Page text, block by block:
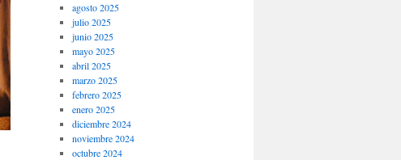
agosto 2025
julio 2025
junio 2025
mayo 2025
abril 2025
marzo 2025
febrero 2025
enero 2025
diciembre 2024
noviembre 2024
octubre 2024